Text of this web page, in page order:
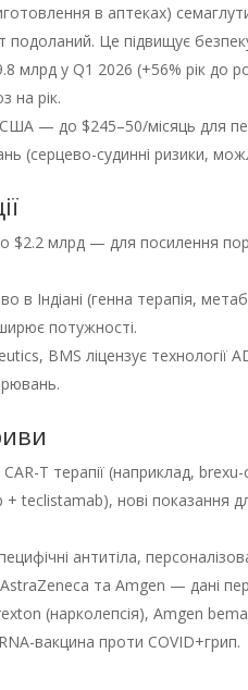
в аптеках)
подоланий. Це підвищує
млрд у Q1 2026 (+56% рік
на рік.
— до $245–50/місяць для
(серцево-судинні ризики,
$2.2 млрд — для посилення
в Індіані (генна терапія,
потужності.
BMS ліцензує
T терапії (наприклад,
teclistamab), нові показання
антитіла,
та Amgen — дані
(нарколепсія), Amgen
вакцина проти COVID+грип.